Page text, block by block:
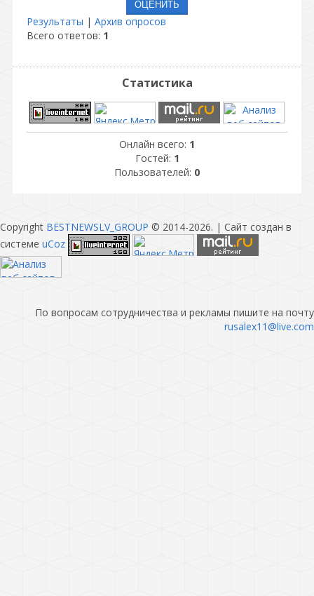
Результаты | Архив опросов
Всего ответов: 1
Статистика
Онлайн всего: 1
Гостей: 1
Пользователей: 0
Copyright BESTNEWSLV_GROUP © 2014-2026. | Сайт создан в
системе uCoz
По вопросам сотрудничества и рекламы пишите на почту
rusalex11@live.com